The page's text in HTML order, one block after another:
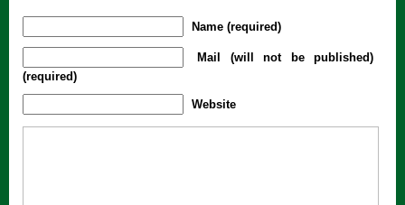
Name (required)
Mail (will not be published)
(required)
Website